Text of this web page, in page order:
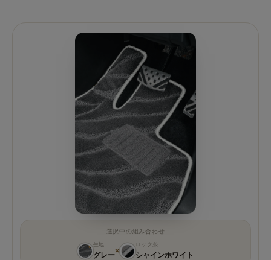
選択中の組み合わせ
生地
グレー×
ロック糸
シャインホワイト